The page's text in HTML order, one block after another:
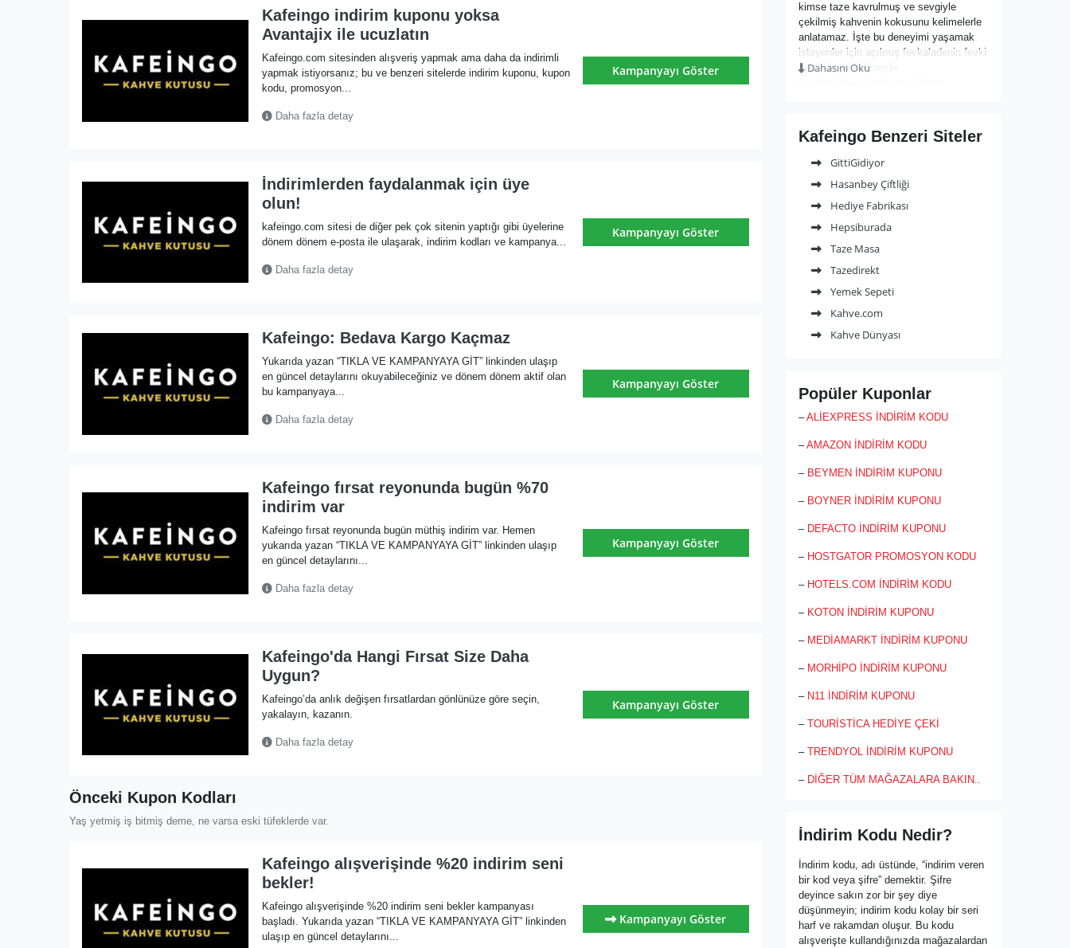
Kafeingo indirim kuponu yoksa
Avantajix ile ucuzlatın
Kafeingo.com sitesinden alışveriş yapmak ama daha da indirimli
yapmak istiyorsanız; bu ve benzeri sitelerde indirim kuponu, kupon
kodu, promosyon...
Daha fazla detay
Kampanyayı Göster
İndirimlerden faydalanmak için üye
olun!
kafeingo.com sitesi de diğer pek çok sitenin yaptığı gibi üyelerine
dönem dönem e-posta ile ulaşarak, indirim kodları ve kampanya...
Daha fazla detay
Kampanyayı Göster
Kafeingo: Bedava Kargo Kaçmaz
Yukarıda yazan “TIKLA VE KAMPANYAYA GİT” linkinden ulaşıp
en güncel detaylarını okuyabileceğiniz ve dönem dönem aktif olan
bu kampanyaya...
Daha fazla detay
Kampanyayı Göster
Kafeingo fırsat reyonunda bugün %70
indirim var
Kafeingo fırsat reyonunda bugün müthiş indirim var. Hemen
yukarıda yazan “TIKLA VE KAMPANYAYA GİT” linkinden ulaşıp
en güncel detaylarını...
Daha fazla detay
Kampanyayı Göster
Kafeingo'da Hangi Fırsat Size Daha
Uygun?
Kafeingo’da anlık değişen fırsatlardan gönlünüze göre seçin,
yakalayın, kazanın.
Daha fazla detay
Kampanyayı Göster
Önceki Kupon Kodları
Yaş yetmiş iş bitmiş deme, ne varsa eski tüfeklerde var.
Kafeingo alışverişinde %20 indirim seni
bekler!
Kafeingo alışverişinde %20 indirim seni bekler kampanyası
başladı. Yukarıda yazan “TIKLA VE KAMPANYAYA GİT” linkinden
ulaşıp en güncel detaylarını...
Kampanyayı Göster
kimse taze kavrulmuş ve sevgiyle
çekilmiş kahvenin kokusunu kelimelerle
anlatamaz. İşte bu deneyimi yaşamak
isteyenler için açılmış fevkaladenin fevki
şeklinde iki kelimeyle
yayılmayı başarmış ve geleceği çok
parlak bir keyif sitesi. Ve keyif
paylaştıkça çoğalır. Arkadaşlarınıza da
Dahasını Oku
Kafeingo Benzeri Siteler
GittiGidiyor
Hasanbey Çiftliği
Hediye Fabrikası
Hepsiburada
Taze Masa
Tazedirekt
Yemek Sepeti
Kahve.com
Kahve Dünyası
Popüler Kuponlar
–ALİEXPRESS İNDİRİM KODU
–AMAZON İNDİRİM KODU
– BEYMEN İNDİRİM KUPONU
– BOYNER İNDİRİM KUPONU
– DEFACTO İNDİRİM KUPONU
– HOSTGATOR PROMOSYON KODU
– HOTELS.COM İNDİRİM KODU
– KOTON İNDİRİM KUPONU
– MEDİAMARKT İNDİRİM KUPONU
– MORHİPO İNDİRİM KUPONU
– N11 İNDİRİM KUPONU
– TOURİSTİCA HEDİYE ÇEKİ
– TRENDYOL İNDİRİM KUPONU
– DİĞER TÜM MAĞAZALARA BAKIN..
İndirim Kodu Nedir?
İndirim kodu, adı üstünde, “indirim veren
bir kod veya şifre” demektir. Şifre
deyince sakın zor bir şey diye
düşünmeyin; indirim kodu kolay bir seri
harf ve rakamdan oluşur. Bu kodu
alışverişte kullandığınızda mağazalardan